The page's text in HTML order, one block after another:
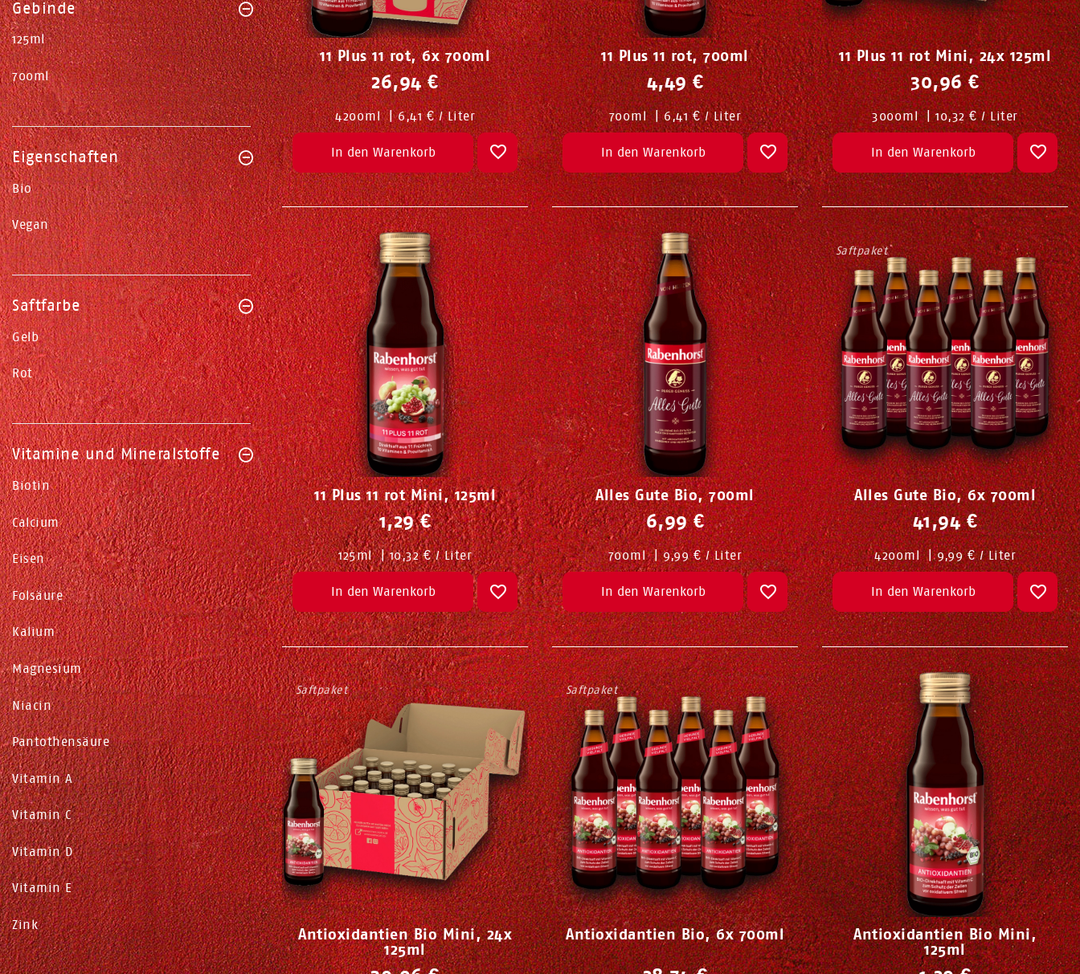
Gebinde
125ml
700ml
Eigenschaften
Bio
Vegan
Saftfarbe
Gelb
Rot
Vitamine und Mineralstoffe
Biotin
Calcium
Eisen
Folsäure
Kalium
Magnesium
Niacin
Pantothensäure
Vitamin A
Vitamin C
Vitamin D
Vitamin E
Zink
11 Plus 11 rot, 6x 700ml
26,94 €
4200 ml | 6,41 € / Liter
In den Warenkorb
11 Plus 11 rot, 700ml
4,49 €
700 ml | 6,41 € / Liter
In den Warenkorb
11 Plus 11 rot Mini, 24x 125ml
30,96 €
3000 ml | 10,32 € / Liter
In den Warenkorb
11 Plus 11 rot Mini, 125ml
1,29 €
125 ml | 10,32 € / Liter
In den Warenkorb
Alles Gute Bio, 700ml
6,99 €
700 ml | 9,99 € / Liter
In den Warenkorb
Saftpaket
Alles Gute Bio, 6x 700ml
41,94 €
4200 ml | 9,99 € / Liter
In den Warenkorb
Saftpaket
Antioxidantien Bio Mini, 24x
125ml
Saftpaket
Antioxidantien Bio, 6x 700ml
Antioxidantien Bio Mini,
125ml